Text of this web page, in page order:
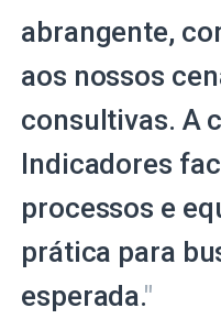
abrangente,
aos nossos
consultivas. A
Indicadores
processos e
prática para
esperada."